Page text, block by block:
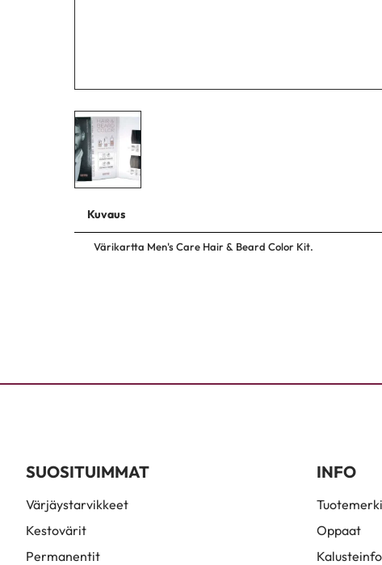
Kuvaus
Värikartta Men's Care Hair & Beard Color Kit.
SUOSITUIMMAT
Värjäystarvikkeet
Kestovärit
Permanentit
INFO
Oppaat
Kalusteinfo